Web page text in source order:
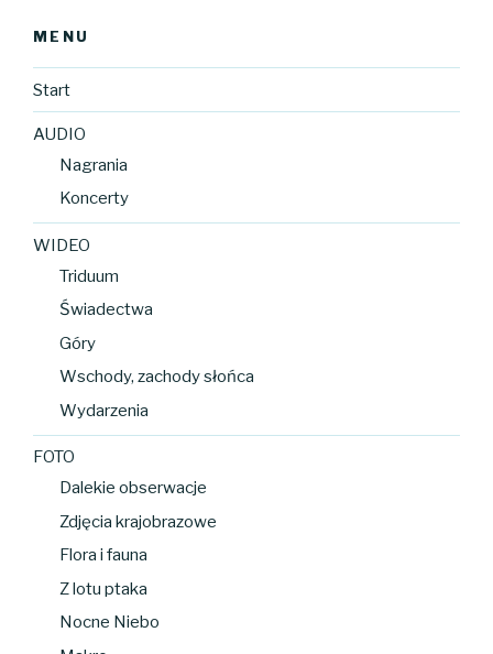
MENU
Start
AUDIO
Nagrania
Koncerty
WIDEO
Triduum
Świadectwa
Góry
Wschody, zachody słońca
Wydarzenia
FOTO
Dalekie obserwacje
Zdjęcia krajobrazowe
Flora i fauna
Z lotu ptaka
Nocne Niebo